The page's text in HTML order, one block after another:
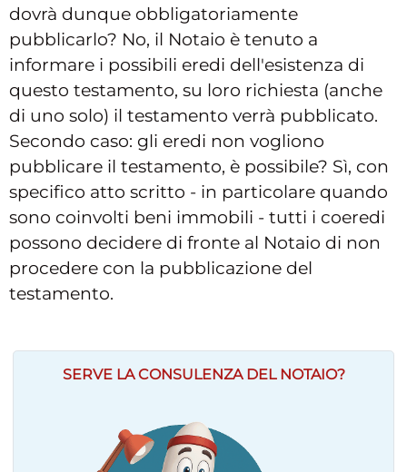
dovrà dunque obbligatoriamente
pubblicarlo? No, il Notaio è tenuto a
informare i possibili eredi dell'esistenza di
questo testamento, su loro richiesta (anche
di uno solo) il testamento verrà pubblicato.
Secondo caso: gli eredi non vogliono
pubblicare il testamento, è possibile? Sì, con
specifico atto scritto - in particolare quando
sono coinvolti beni immobili - tutti i coeredi
possono decidere di fronte al Notaio di non
procedere con la pubblicazione del
testamento.
SERVE LA CONSULENZA DEL NOTAIO?